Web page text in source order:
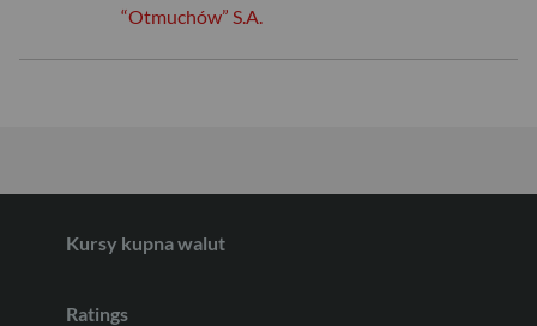
“Otmuchów” S.A.
Kursy kupna walut
EUR
Ratings